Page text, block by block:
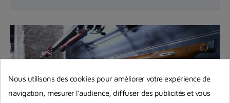
Nous utilisons des cookies pour améliorer votre expérience de
navigation, mesurer l’audience, diffuser des publicités et vous